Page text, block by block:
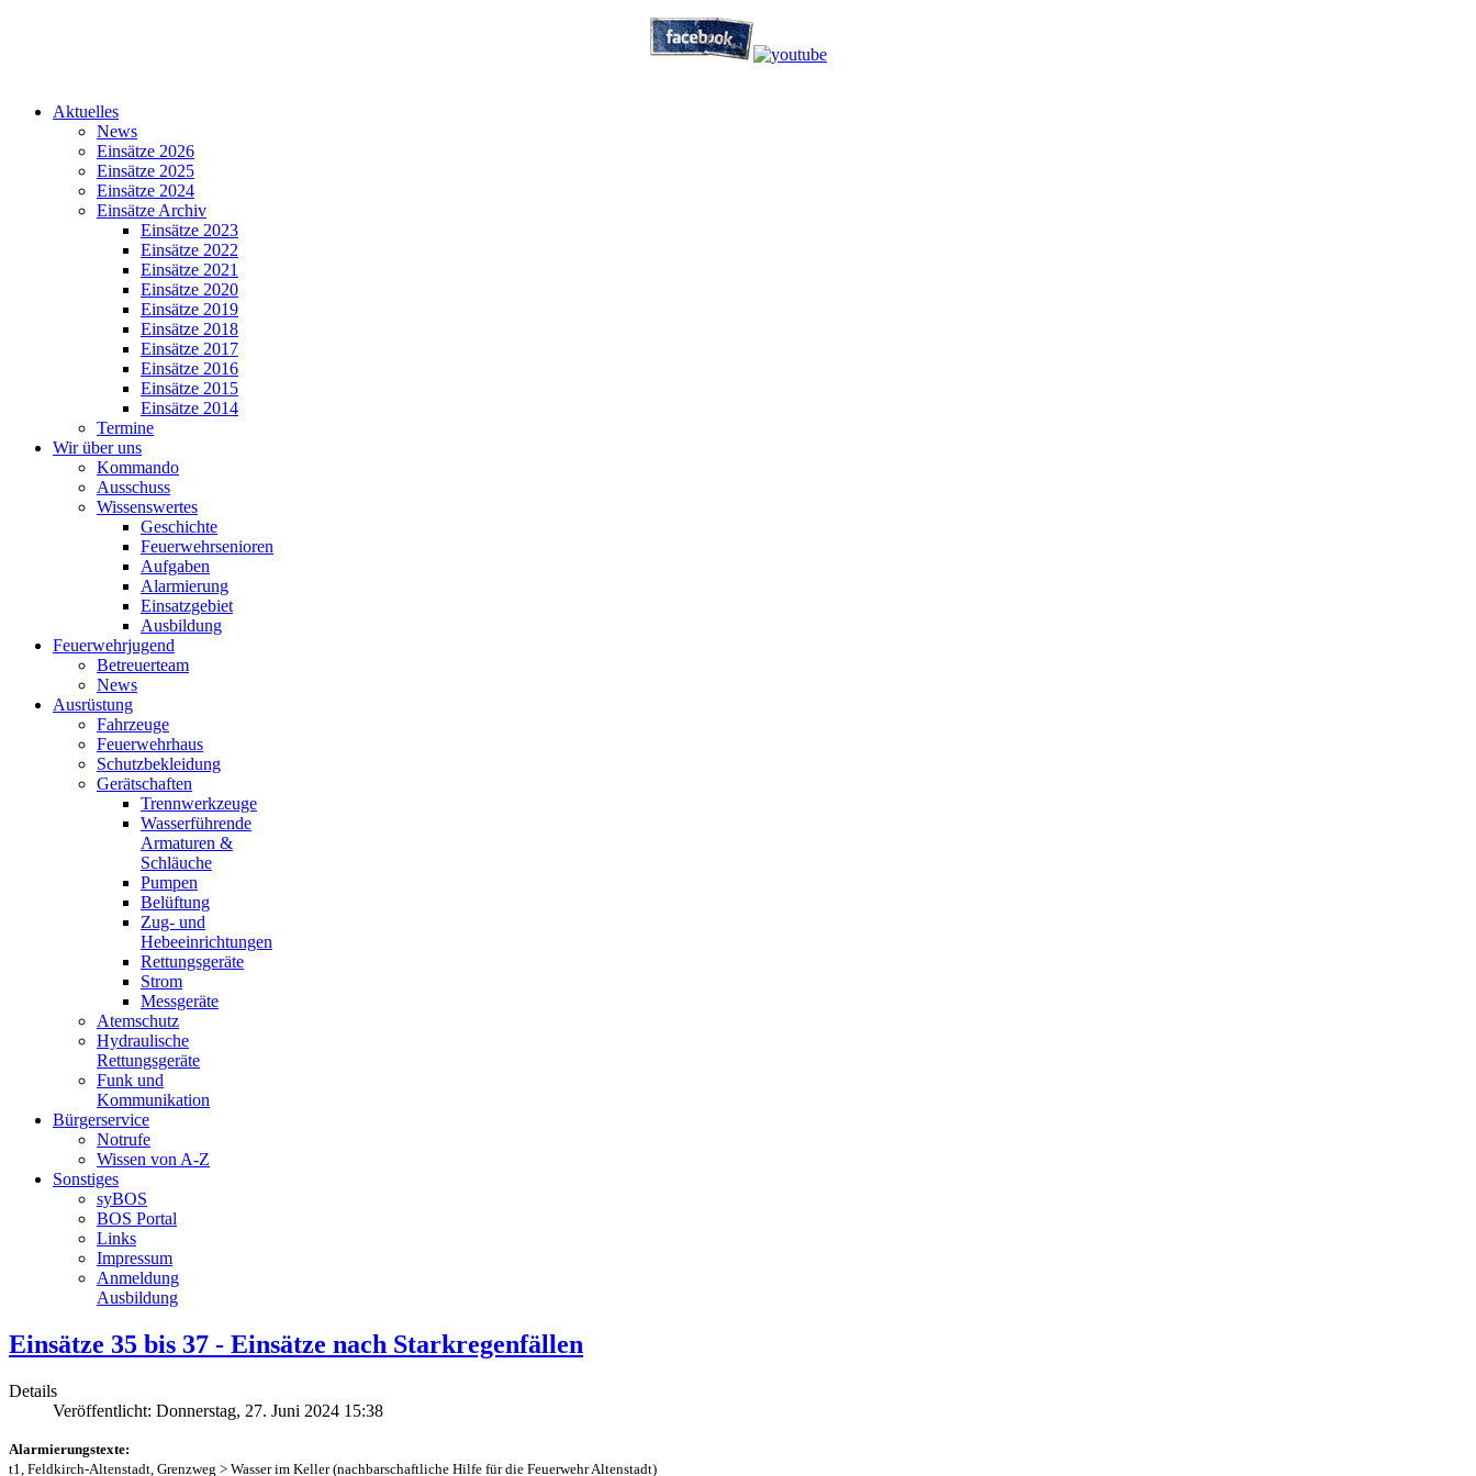
Aktuelles
News
Einsätze 2026
Einsätze 2025
Einsätze 2024
Einsätze Archiv
Einsätze 2023
Einsätze 2022
Einsätze 2021
Einsätze 2020
Einsätze 2019
Einsätze 2018
Einsätze 2017
Einsätze 2016
Einsätze 2015
Einsätze 2014
Termine
Wir über uns
Kommando
Ausschuss
Wissenswertes
Geschichte
Feuerwehrsenioren
Aufgaben
Alarmierung
Einsatzgebiet
Ausbildung
Feuerwehrjugend
Betreuerteam
News
Ausrüstung
Fahrzeuge
Feuerwehrhaus
Schutzbekleidung
Gerätschaften
Trennwerkzeuge
Wasserführende
Armaturen &
Schläuche
Pumpen
Belüftung
Zug- und
Hebeeinrichtungen
Rettungsgeräte
Strom
Messgeräte
Atemschutz
Hydraulische
Rettungsgeräte
Funk und
Kommunikation
Bürgerservice
Notrufe
Wissen von A-Z
Sonstiges
syBOS
BOS Portal
Links
Impressum
Anmeldung
Ausbildung
Einsätze 35 bis 37 - Einsätze nach Starkregenfällen
Details
Veröffentlicht: Donnerstag, 27. Juni 2024 15:38
Alarmierungstexte:
t1, Feldkirch-Altenstadt, Grenzweg > Wasser im Keller (nachbarschaftliche Hilfe für die Feuerwehr Altenstadt)